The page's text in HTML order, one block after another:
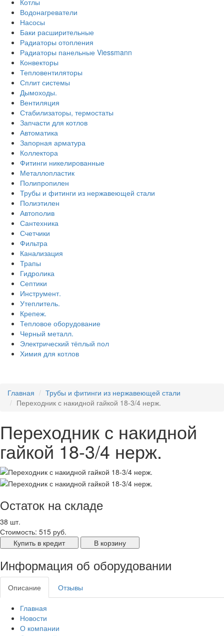
Котлы
Водонагреватели
Насосы
Баки расширительные
Радиаторы отопления
Радиаторы панельные Viessmann
Конвекторы
Тепловентиляторы
Сплит системы
Дымоходы.
Вентиляция
Стабилизаторы, термостаты
Запчасти для котлов
Автоматика
Запорная арматура
Коллектора
Фитинги никелированные
Металлопластик
Полипропилен
Трубы и фитинги из нержавеющей стали
Полиэтилен
Автополив
Сантехника
Счетчики
Фильтра
Канализация
Трапы
Гидролика
Септики
Инструмент.
Утеплитель.
Крепеж.
Тепловое оборудование
Черный металл.
Электрический тёплый пол
Химия для котлов
Главная
Трубы и фитинги из нержавеющей стали
Переходник с накидной гайкой 18-3/4 нерж.
Переходник с накидной
гайкой 18-3/4 нерж.
Остаток на складе
38 шт.
Стоимость: 515 руб.
Купить в кредит
В корзину
Информация об оборудовании
Описание Отзывы
Главная
Новости
О компании